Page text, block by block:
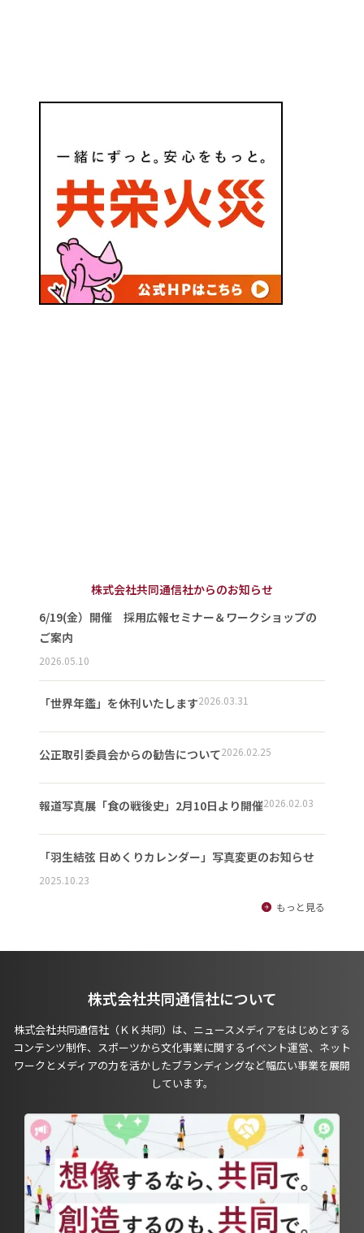
株式会社共同通信社からのお知らせ
6/19(金）開催 採用広報セミナー＆ワークショップの
ご案内
2026.05.10
「世界年鑑」を休刊いたします2026.03.31
公正取引委員会からの勧告について2026.02.25
報道写真展「食の戦後史」2月10日より開催2026.02.03
「羽生結弦 日めくりカレンダー」写真変更のお知らせ
2025.10.23
もっと見る
株式会社共同通信社について
株式会社共同通信社（ＫＫ共同）は、ニュースメディアをはじめとする
コンテンツ制作、スポーツから文化事業に関するイベント運営、ネット
ワークとメディアの力を活かしたブランディングなど幅広い事業を展開
しています。